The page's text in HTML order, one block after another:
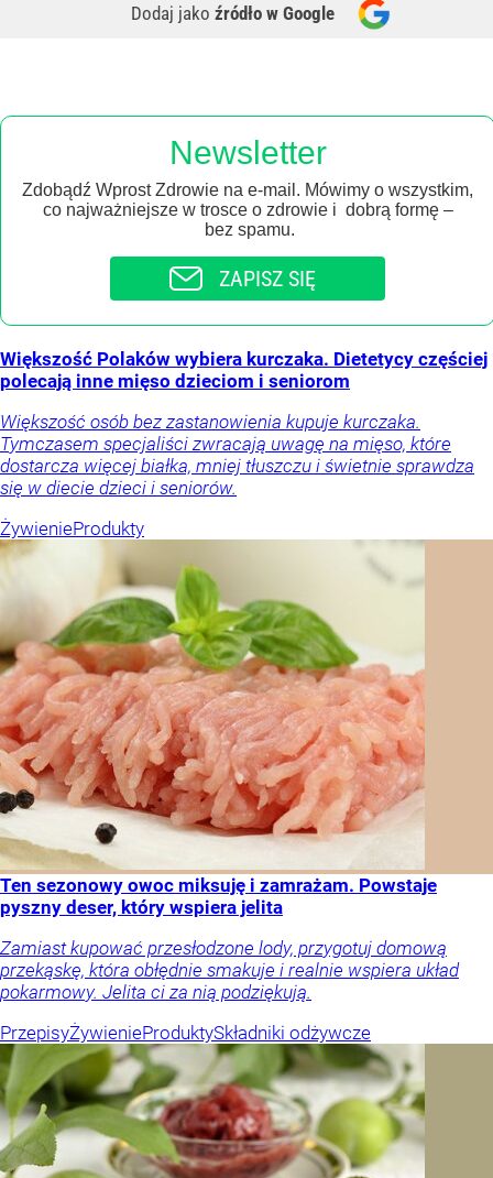
Dodaj jako źródło w Google
Newsletter
Zdobądź Wprost Zdrowie na e-mail. Mówimy o wszystkim,
co najważniejsze w trosce o zdrowie i dobrą formę –
bez spamu.
ZAPISZ SIĘ
Większość Polaków wybiera kurczaka. Dietetycy częściej
polecają inne mięso dzieciom i seniorom
Większość osób bez zastanowienia kupuje kurczaka.
Tymczasem specjaliści zwracają uwagę na mięso, które
dostarcza więcej białka, mniej tłuszczu i świetnie sprawdza
się w diecie dzieci i seniorów.
ŻywienieProdukty
Ten sezonowy owoc miksuję i zamrażam. Powstaje
pyszny deser, który wspiera jelita
Zamiast kupować przesłodzone lody, przygotuj domową
przekąskę, która obłędnie smakuje i realnie wspiera układ
pokarmowy. Jelita ci za nią podziękują.
PrzepisyŻywienieProduktySkładniki odżywcze